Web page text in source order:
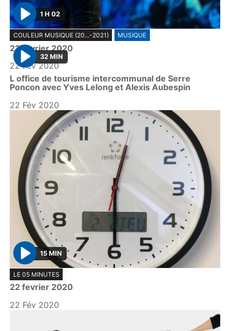
P
l
a
y
1 H 02
COULEUR MUSIQUE (20...-2021) MUSIQUE
22 fevrier 2020
22 Fév 2020
P
l
a
y
32 MIN
L office de tourisme intercommunal de Serre
Poncon avec Yves Lelong et Alexis Aubespin
22 Fév 2020
P
l
a
y
15 MIN
LE 05 MINUTES
22 fevrier 2020
22 Fév 2020